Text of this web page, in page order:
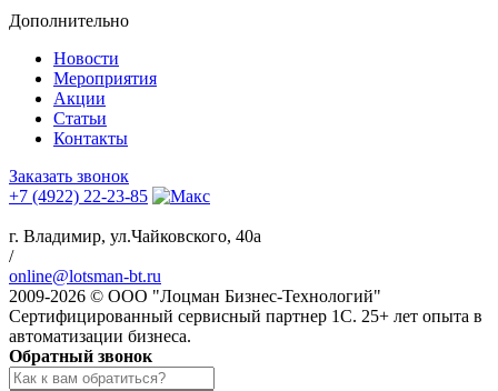
Дополнительно
Новости
Мероприятия
Акции
Статьи
Контакты
Заказать звонок
+7 (4922) 22-23-85
г. Владимир, ул.Чайковского, 40а
/
online@lotsman-bt.ru
2009-2026 © ООО "Лоцман Бизнес-Технологий"
Сертифицированный сервисный партнер 1С. 25+ лет опыта в
автоматизации бизнеса.
Обратный звонок